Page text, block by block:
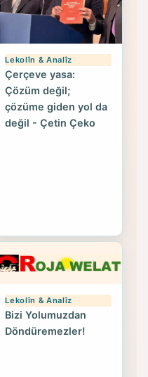
Lekolîn & Analîz
Çerçeve yasa:
Çözüm değil;
çözüme giden yol da
değil - Çetin Çeko
Lekolîn & Analîz
Bizi Yolumuzdan
Döndüremezler!